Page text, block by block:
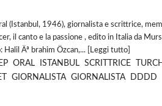
(Istanbul, 1946), giornalista e scrittrice,
il canto e la passione , edito in Italia da
Äª brahim Özcan,... [
Leggi tutto
ORAL ISTANBUL SCRITTRICE
GIORNALISTA GIORNALISTA DDDD